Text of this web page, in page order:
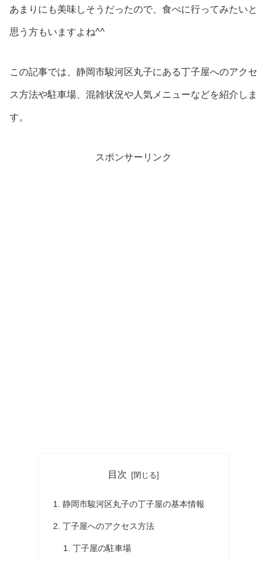
あまりにも美味しそうだったので、食べに行ってみたいと
思う方もいますよね^^
この記事では、静岡市駿河区丸子にある丁子屋へのアクセ
ス方法や駐車場、混雑状況や人気メニューなどを紹介しま
す。
スポンサーリンク
目次
静岡市駿河区丸子の丁子屋の基本情報
丁子屋へのアクセス方法
丁子屋の駐車場